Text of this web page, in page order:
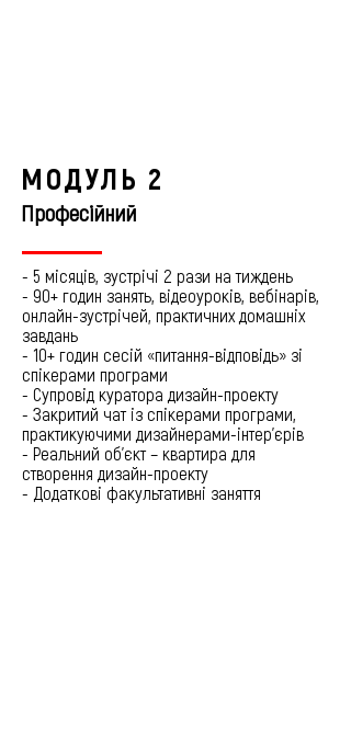
МОДУЛЬ 2
Професійний
- 5 місяців, зустрічі 2 рази на тиждень
- 90+ годин занять, відеоуроків, вебінарів,
онлайн-зустрічей, практичних домашніх
завдань
- 10+ годин сесій «питання-відповідь» зі
спікерами програми
- Супровід куратора дизайн-проекту
- Закритий чат із спікерами програми,
практикуючими дизайнерами-інтер'єрів
- Реальний об'єкт – квартира для
створення дизайн-проекту
- Додаткові факультативні заняття